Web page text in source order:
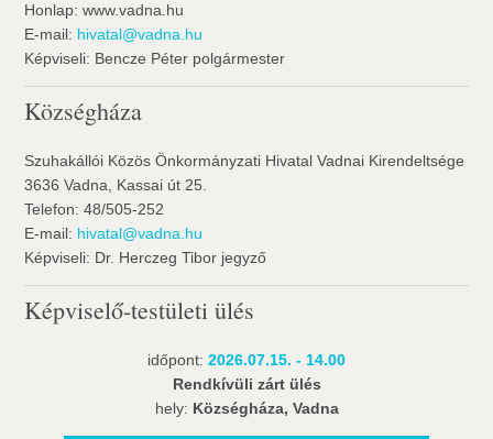
Honlap: www.vadna.hu
E-mail: hivatal@vadna.hu
Képviseli: Bencze Péter polgármester
Községháza
Szuhakállói Közös Önkormányzati Hivatal Vadnai Kirendeltsége
3636 Vadna, Kassai út 25.
Telefon: 48/505-252
E-mail: hivatal@vadna.hu
Képviseli: Dr. Herczeg Tibor jegyző
Képviselő-testületi ülés
időpont: 2026.07.15. - 14.00
Rendkívüli zárt ülés
hely: Községháza, Vadna